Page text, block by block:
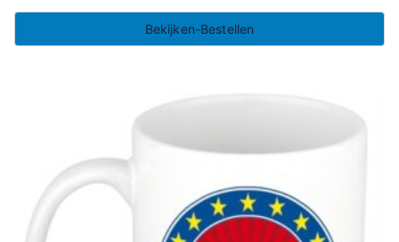
Bekijken-Bestellen